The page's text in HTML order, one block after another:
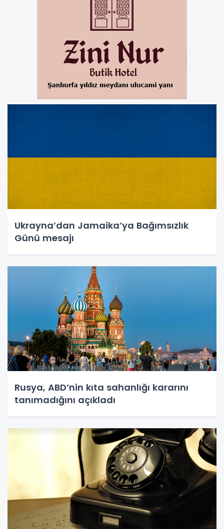
Ukrayna’dan Jamaika’ya Bağımsızlık
Günü mesajı
Rusya, ABD’nin kıta sahanlığı kararını
tanımadığını açıkladı